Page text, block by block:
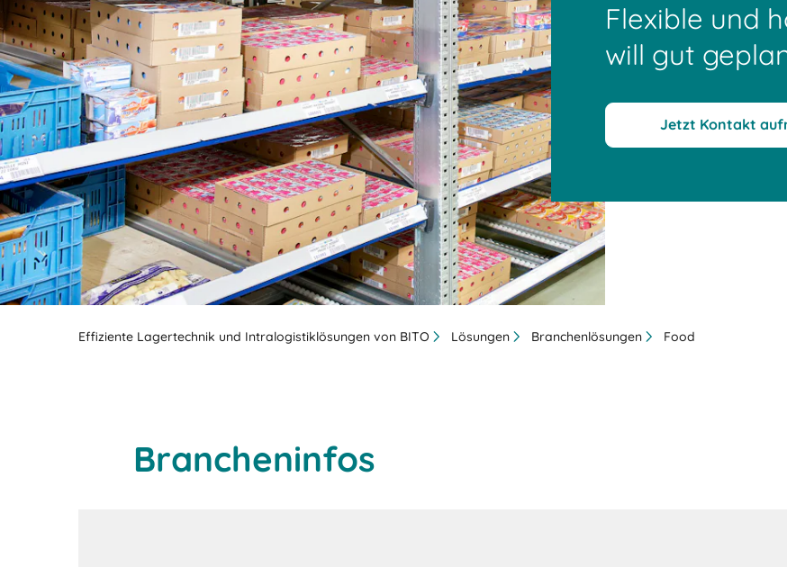
BIT O
Flexible und
will gut
Jetzt Kontakt
Effiziente Lagertechnik und Intralogistiklösungen von BITO Lösungen Branchenlösungen Food
Brancheninfos